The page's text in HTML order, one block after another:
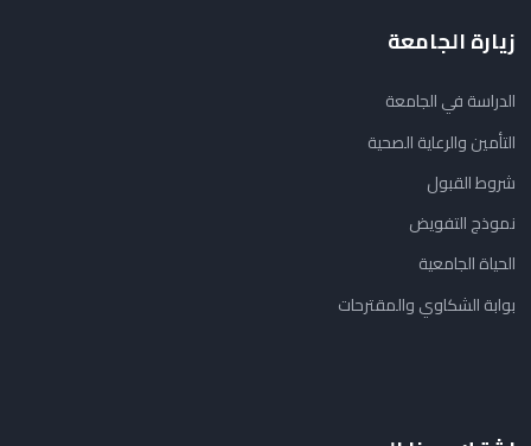
زيارة الجامعة
الدراسة في الجامعة
التأمين والرعاية الصحية
شروط القبول
نموذج التفويض
الحياة الجامعية
بوابة الشكاوي والمقترحات